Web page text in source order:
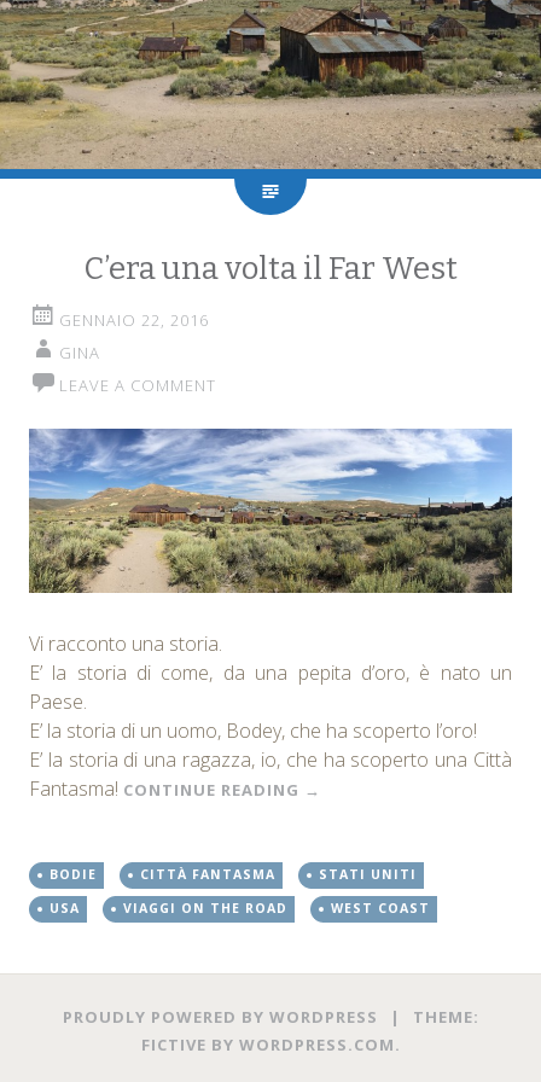
C’era una volta il Far West
GENNAIO 22, 2016
GINA
LEAVE A COMMENT
Vi racconto una storia.
E’ la storia di come, da una pepita d’oro, è nato un
Paese.
E’ la storia di un uomo, Bodey, che ha scoperto l’oro!
E’ la storia di una ragazza, io, che ha scoperto una Città
Fantasma! CONTINUE READING →
BODIE CITTÀ FANTASMA
STATI UNITI
USA
VIAGGI ON THE ROAD WEST COAST
PROUDLY POWERED BY WORDPRESS |
THEME:
FICTIVE BY WORDPRESS.COM.